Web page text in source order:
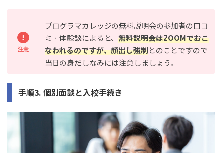
プログラマカレッジの無料説明会の参加者の口コ
ミ・体験談によると、 無料説明会はZOOMでおこ
なわれるのですが、顔出し強制とのことですので
当日の身だしなみには注意しましょう。
手順3. 個別面談と入校手続き